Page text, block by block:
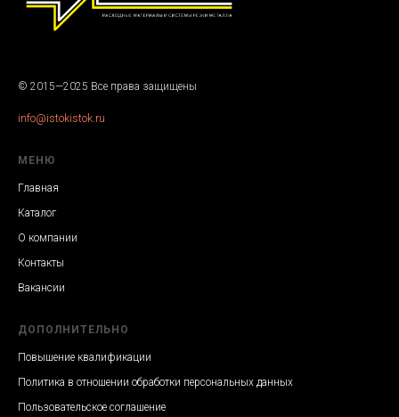
© 2015—2025 Все права защищены
info@istokistok.ru
МЕНЮ
Главная
Каталог
О компании
Контакты
Вакансии
ДОПОЛНИТЕЛЬНО
Повышение квалификации
Политика в отношении обработки персональных данных
Пользовательское соглашение